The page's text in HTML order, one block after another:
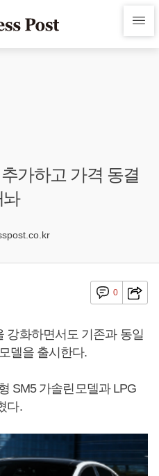
가하고 가격 동결
놔
0
강화하면서도 기존과 동일
델을 출시한다.
SM5 가솔린모델과 LPG
다.